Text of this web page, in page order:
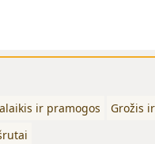
ir pramogos
Grožis